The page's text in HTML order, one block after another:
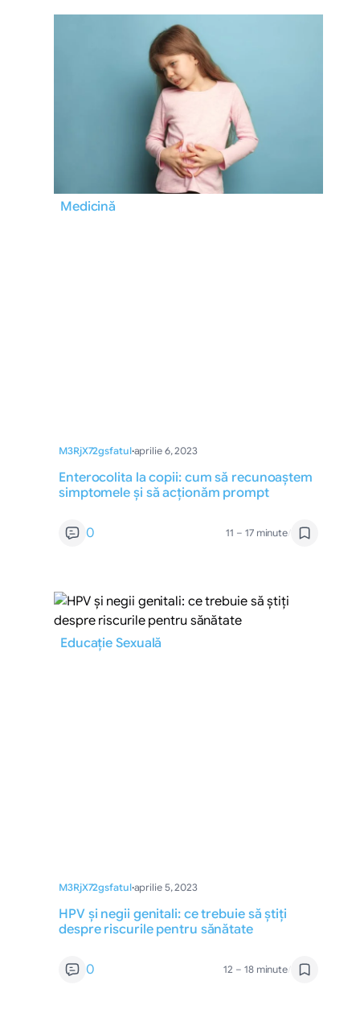
Medicină
M3RjX72gsfatul·aprilie 6, 2023
Enterocolita la copii: cum să recunoaștem
simptomele și să acționăm prompt
0 11 – 17 minute/
Educație Sexuală
M3RjX72gsfatul·aprilie 5, 2023
HPV și negii genitali: ce trebuie să știți
despre riscurile pentru sănătate
0 12 – 18 minute/